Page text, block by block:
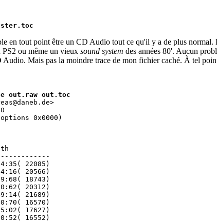
en tout point être un CD Audio tout ce qu'il y a de plus
PS2 ou même un vieux sound system des années 80'. Aucun
Mais pas la moindre trace de mon fichier caché. À tel
out.raw out.toc
0x0000)
22085)
20566)
18743)
20312)
21689)
16570)
17627)
16552)